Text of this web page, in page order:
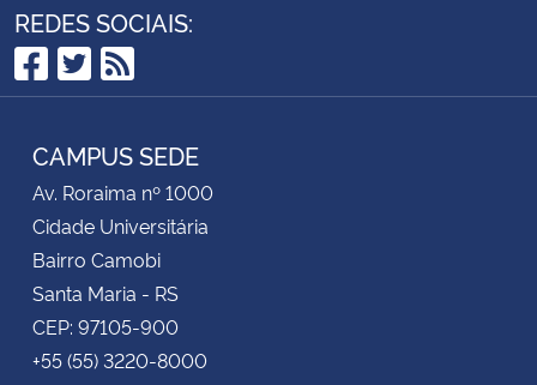
REDES SOCIAIS:
Facebook
Twitter
RSS
CAMPUS SEDE
Av. Roraima nº 1000
Cidade Universitária
Bairro Camobi
Santa Maria - RS
CEP: 97105-900
+55 (55) 3220-8000